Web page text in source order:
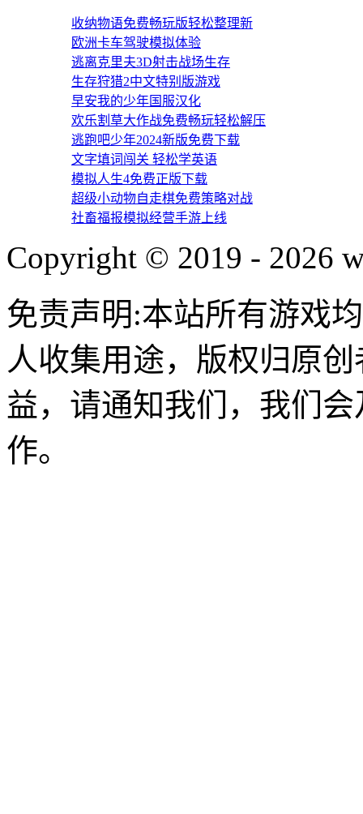
收纳物语免费畅玩版轻松整理新
欧洲卡车驾驶模拟体验
逃离克里夫3D射击战场生存
生存狩猎2中文特别版游戏
早安我的少年国服汉化
欢乐割草大作战免费畅玩轻松解压
逃跑吧少年2024新版免费下载
文字填词闯关 轻松学英语
模拟人生4免费正版下载
超级小动物自走棋免费策略对战
社畜福报模拟经营手游上线
Copyright © 2019 - 2026
免责声明:本站所有游戏
人收集用途，版权归原
益，请通知我们，我们
作。